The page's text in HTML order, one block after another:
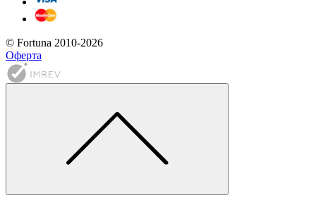
© Fortuna 2010-2026
Оферта